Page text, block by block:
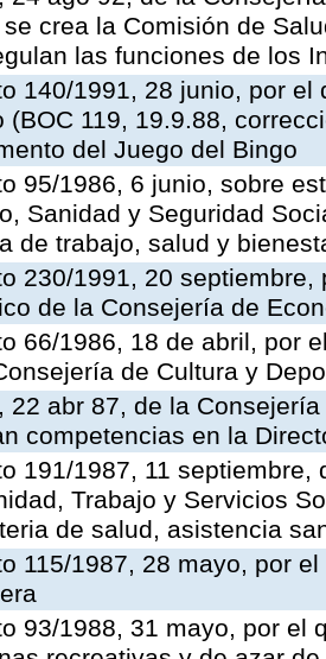
crea la Comisión de
las funciones de los
140/1991, 28 junio, por
(BOC 119, 19.9.88,
del Juego del Bingo
95/1986, 6 junio, sobre
Sanidad y Seguridad
de trabajo, salud y
230/1991, 20
de la Consejería de
66/1986, 18 de abril, por
de Cultura y
22 abr 87, de la
competencias en la
191/1987, 11
Trabajo y Servicios
de salud, asistencia
115/1987, 28 mayo, por
93/1988, 31 mayo, por el